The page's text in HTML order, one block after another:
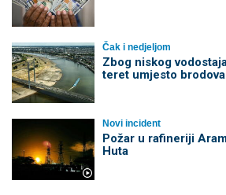
Čak i nedjeljom
Zbog niskog
teret umjesto
Novi incident
Požar u rafineriji
Huta